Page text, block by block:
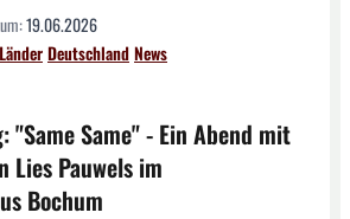
19.06.2026
LänderDeutschlandNews
"Same Same" - Ein Abend mit
Lies Pauwels im
Bochum